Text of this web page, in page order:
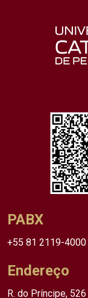
PABX
+55 81 2119-4000
Endereço
R. do Príncipe,